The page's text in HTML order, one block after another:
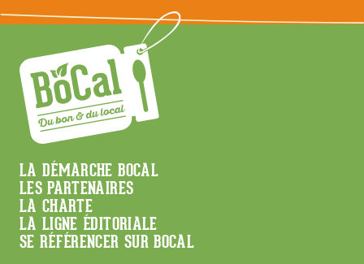
Menu
Footer
LA DÉMARCHE BOCAL
LES PARTENAIRES
LA CHARTE
LA LIGNE ÉDITORIALE
SE RÉFÉRENCER SUR BOCAL